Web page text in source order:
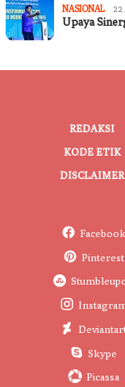
NASIONAL 22
Upaya
REDAKSI
KODE ETIK
DISCLAIMER
Facebook
Pinterest
Skype
Picassa